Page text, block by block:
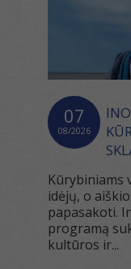
07
08/2026
Kūrybiniams
idėjų, o
papasakoti.
programą
kultūros ir...